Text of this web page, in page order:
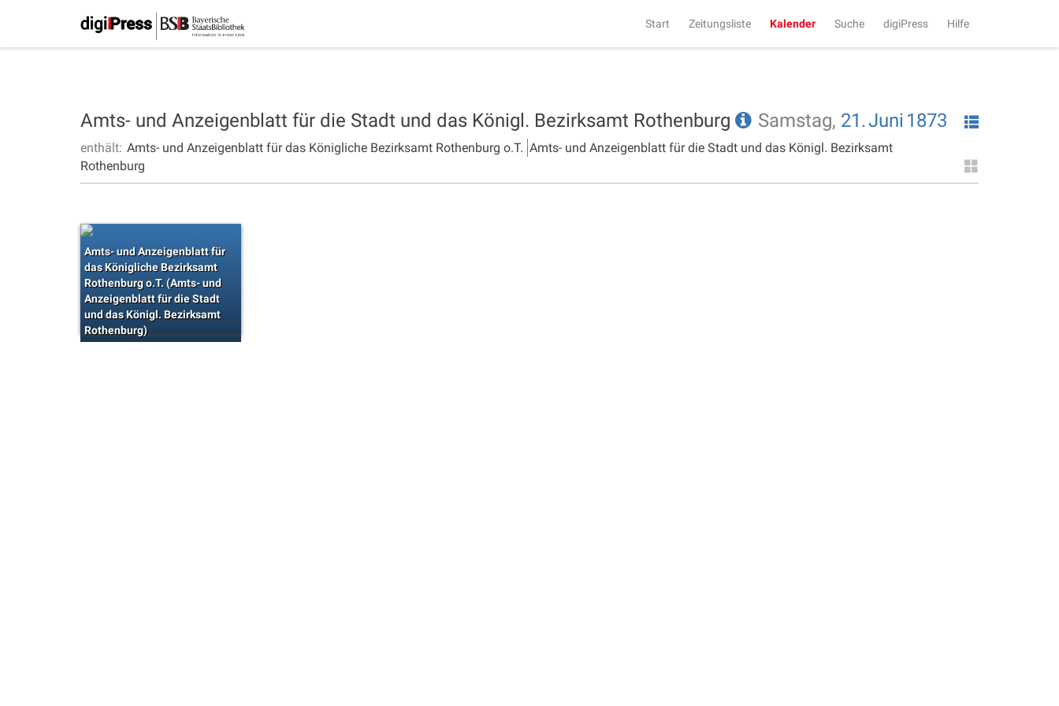
Start Zeitungsliste Kalender Suche digiPress Hilfe
Amts- und Anzeigenblatt für die Stadt und das Königl. Bezirksamt Rothenburg Samstag, 21.Juni 1873
enthält: Amts- und Anzeigenblatt für das Königliche Bezirksamt Rothenburg o.T. Amts- und Anzeigenblatt für die Stadt und das Königl. Bezirksamt
Rothenburg
Amts- und Anzeigenblatt für
das Königliche Bezirksamt
Rothenburg o.T. (Amts- und
Anzeigenblatt für die Stadt
und das Königl. Bezirksamt
Rothenburg)